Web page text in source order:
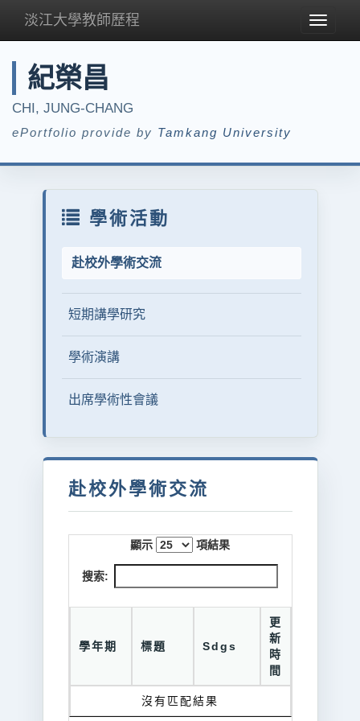
Toggle
淡江大學教師歷程
紀榮昌
CHI, JUNG-CHANG
ePortfolio provide by Tamkang University
學術活動
赴校外學術交流
短期講學研究
學術演講
出席學術性會議
赴校外學術交流
顯示 項結果
搜索:
學年期 標題 Sdgs
更
新
時
間
沒有匹配結果